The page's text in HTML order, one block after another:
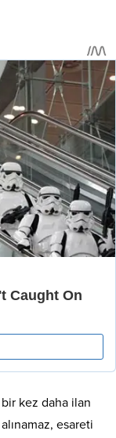
kez daha ilan
esareti